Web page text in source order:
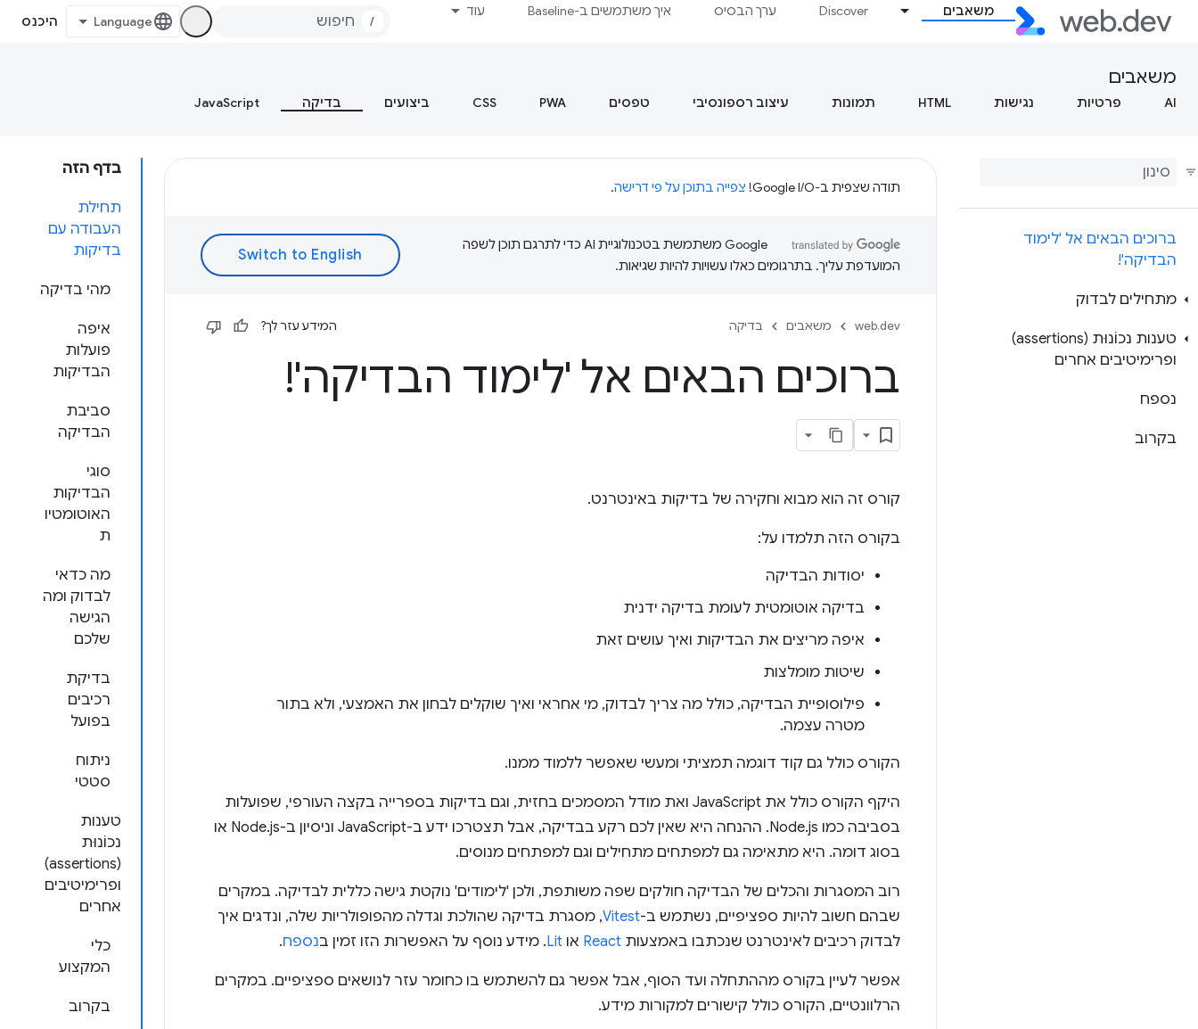
משאבים Discover ערך הבסיס איך משתמשים ב-Baseline עוד
/ היכנס
משאבים
AI פרטיות נגישות HTML תמונות עיצוב רספונסיבי טפסים PWA
CSS ביצועים בדיקה JavaScript
ברוכים הבאים אל 'לימוד
הבדיקה'!
מתחילים לבדוק
טענות נכוֹנוּת (assertions)
ופרימיטיבים אחרים
נספח
בקרוב
בדף הזה
תחילת
העבודה עם
בדיקות
מהי בדיקה
איפה
פועלות
הבדיקות
סביבת
הבדיקה
סוגי
הבדיקות
האוטומטיו
ת
מה כדאי
לבדוק ומה
הגישה
שלכם
בדיקת
רכיבים
בפועל
ניתוח
סטטי
טענות
נכוֹנוּת
(assertions)
ופרימיטיבים
אחרים
כלי
המקצוע
בקרוב
תודה שצפית ב-Google I/O! צפייה בתוכן על פי דרישה.
‫Google משתמשת בטכנולוגיית AI כדי לתרגם תוכן לשפה
המועדפת עליך. בתרגומים כאלו עשויות להיות שגיאות.
web.dev משאבים בדיקה המידע עזר לך?
ברוכים הבאים אל 'לימוד הבדיקה'!
קורס זה הוא מבוא וחקירה של בדיקות באינטרנט.
בקורס הזה תלמדו על:
יסודות הבדיקה
בדיקה אוטומטית לעומת בדיקה ידנית
איפה מריצים את הבדיקות ואיך עושים זאת
שיטות מומלצות
פילוסופיית הבדיקה, כולל מה צריך לבדוק, מי אחראי ואיך שוקלים לבחון את האמצעי, ולא בתור
מטרה עצמה.
הקורס כולל גם קוד דוגמה תמציתי ומעשי שאפשר ללמוד ממנו.
היקף הקורס כולל את JavaScript ואת מודל המסמכים בחזית, וגם בדיקות בספרייה בקצה העורפי, שפועלות
בסביבה כמו Node.js. ההנחה היא שאין לכם רקע בבדיקה, אבל תצטרכו ידע ב-JavaScript וניסיון ב-Node.js או
בסוג דומה. היא מתאימה גם למפתחים מתחילים וגם למפתחים מנוסים.
רוב המסגרות והכלים של הבדיקה חולקים שפה משותפת, ולכן 'לימודים' נוקטת גישה כללית לבדיקה. במקרים
שבהם חשוב להיות ספציפיים, נשתמש ב-Vitest, מסגרת בדיקה שהולכת וגדלה מהפופולריות שלה, ונדגים איך
לבדוק רכיבים לאינטרנט שנכתבו באמצעות React או Lit. מידע נוסף על האפשרות הזו זמין בנספח.
אפשר לעיין בקורס מההתחלה ועד הסוף, אבל אפשר גם להשתמש בו כחומר עזר לנושאים ספציפיים. במקרים
הרלוונטיים, הקורס כולל קישורים למקורות מידע.